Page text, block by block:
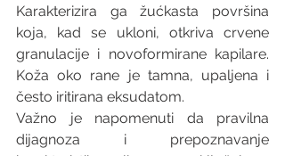
Karakterizira ga žućkasta površina
koja, kad se ukloni, otkriva crvene
granulacije i novoformirane kapilare.
Koža oko rane je tamna, upaljena i
često iritirana eksudatom.
Važno je napomenuti da pravilna
dijagnoza i prepoznavanje